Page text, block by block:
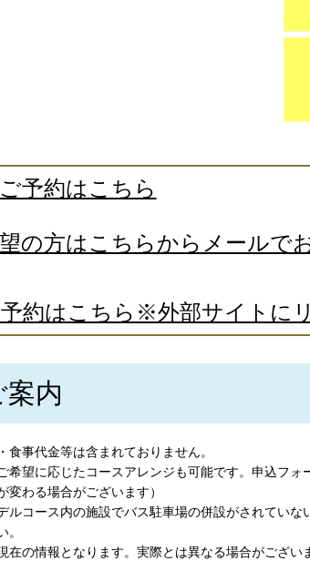
予約はこちら
の方はこちらからメールで
約はこちら※外部サイトに
内
事代金等は含まれておりません。
望に応じたコースアレンジも可能です。申込フォ
変わる場合がございます）
コース内の施設でバス駐車場の併設がされてい
の情報となります。実際とは異なる場合がござい